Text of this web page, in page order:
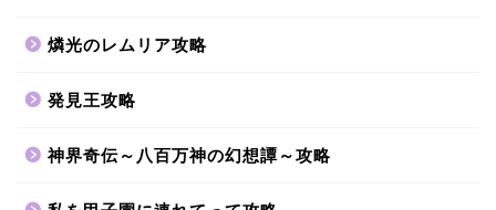
燐光のレムリア攻略
発見王攻略
神界奇伝～八百万神の幻想譚～攻略